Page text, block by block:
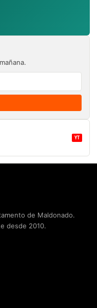
YT
de Maldonado.
desde 2010.